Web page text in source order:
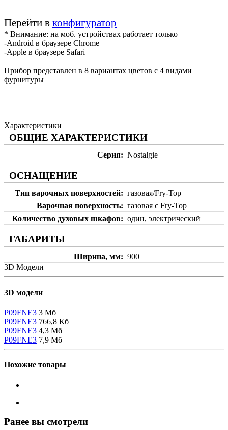
Перейти в конфигуратор
* Внимание: на моб. устройствах работает только
-Android в браузере Chrome
-Apple в браузере Safari
Прибор представлен в 8 вариантах цветов с 4 видами
фурнитуры
Характеристики
ОБЩИЕ ХАРАКТЕРИСТИКИ
Серия Nostalgie
ОСНАЩЕНИЕ
Тип варочных поверхностей
газовая/Fry-Top
Варочная поверхность
газовая с Fry-Top
Количество духовых шкафов
один, электрический
ГАБАРИТЫ
Ширина, мм
900
3D Модели
3D модели
P09FNE3 3 Мб
P09FNE3 766,8 Кб
P09FNE3 4,3 Мб
P09FNE3 7,9 Мб
Похожие товары
Ранее вы смотрели